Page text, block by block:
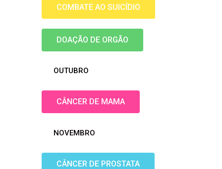
COMBATE AO SUICÍDIO
DOAÇÃO DE ORGÃO
OUTUBRO
CÂNCER DE MAMA
NOVEMBRO
CÂNCER DE PROSTATA